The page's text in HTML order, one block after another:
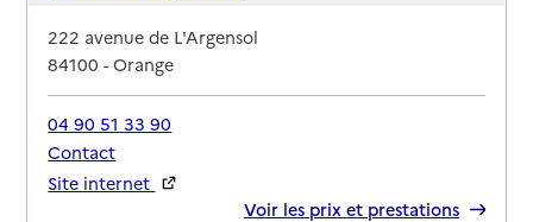
Adresse
222 avenue de L'Argensol
84100-Orange
04 90 51 33 90
Contact
Site internet
Voir les prix et prestations